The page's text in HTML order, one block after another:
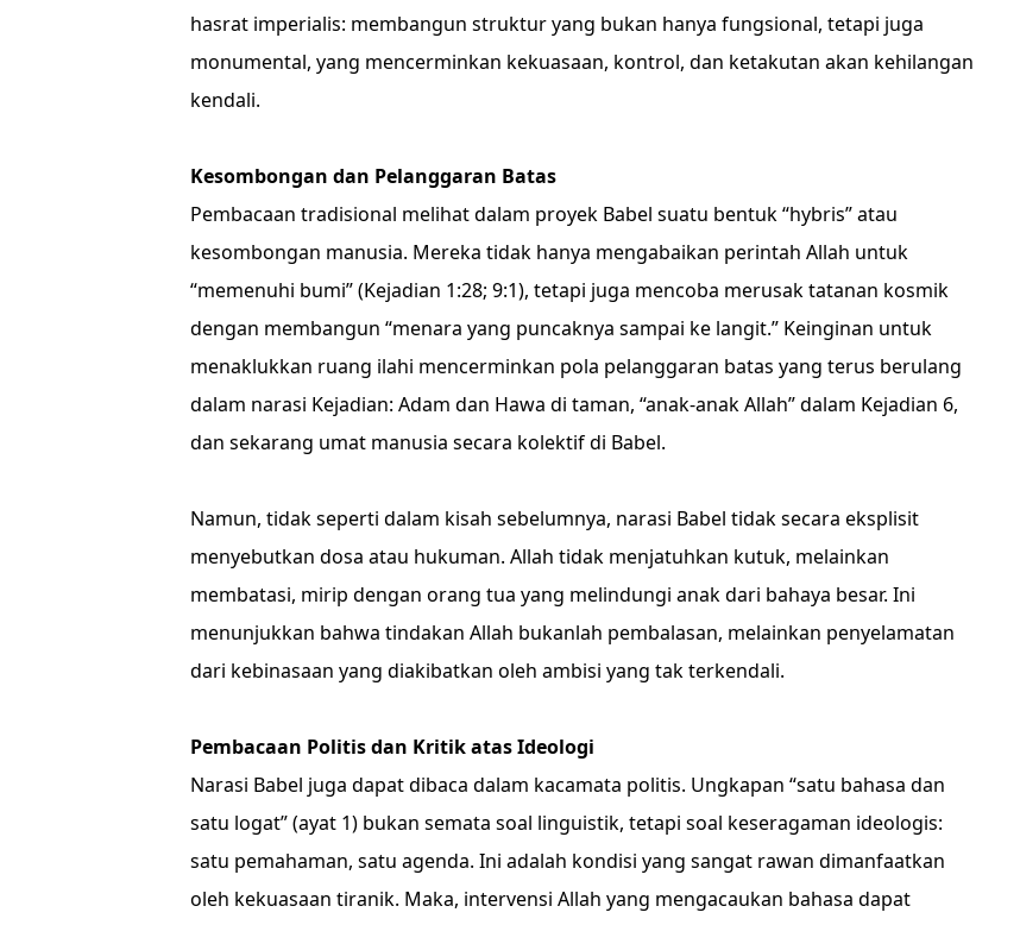
hasrat imperialis: membangun struktur yang bukan hanya fungsional, tetapi juga
monumental, yang mencerminkan kekuasaan, kontrol, dan ketakutan akan kehilangan
kendali.
Kesombongan dan Pelanggaran Batas
Pembacaan tradisional melihat dalam proyek Babel suatu bentuk “hybris” atau
kesombongan manusia. Mereka tidak hanya mengabaikan perintah Allah untuk
“memenuhi bumi” (Kejadian 1:28; 9:1), tetapi juga mencoba merusak tatanan kosmik
dengan membangun “menara yang puncaknya sampai ke langit.” Keinginan untuk
menaklukkan ruang ilahi mencerminkan pola pelanggaran batas yang terus berulang
dalam narasi Kejadian: Adam dan Hawa di taman, “anak-anak Allah” dalam Kejadian 6,
dan sekarang umat manusia secara kolektif di Babel.
Namun, tidak seperti dalam kisah sebelumnya, narasi Babel tidak secara eksplisit
menyebutkan dosa atau hukuman. Allah tidak menjatuhkan kutuk, melainkan
membatasi, mirip dengan orang tua yang melindungi anak dari bahaya besar. Ini
menunjukkan bahwa tindakan Allah bukanlah pembalasan, melainkan penyelamatan
dari kebinasaan yang diakibatkan oleh ambisi yang tak terkendali.
Pembacaan Politis dan Kritik atas Ideologi
Narasi Babel juga dapat dibaca dalam kacamata politis. Ungkapan “satu bahasa dan
satu logat” (ayat 1) bukan semata soal linguistik, tetapi soal keseragaman ideologis:
satu pemahaman, satu agenda. Ini adalah kondisi yang sangat rawan dimanfaatkan
oleh kekuasaan tiranik. Maka, intervensi Allah yang mengacaukan bahasa dapat